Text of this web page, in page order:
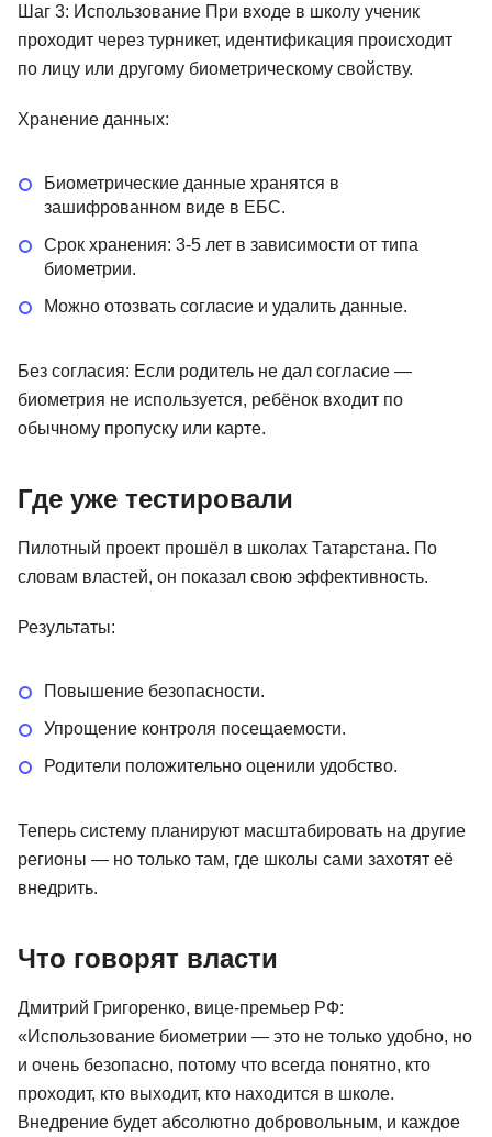
Шаг 3: Использование При входе в школу ученик
проходит через турникет, идентификация происходит
по лицу или другому биометрическому свойству.
Хранение данных:
Биометрические данные хранятся в
зашифрованном виде в ЕБС.
Срок хранения: 3-5 лет в зависимости от типа
биометрии.
Можно отозвать согласие и удалить данные.
Без согласия: Если родитель не дал согласие —
биометрия не используется, ребёнок входит по
обычному пропуску или карте.
Где уже тестировали
Пилотный проект прошёл в школах Татарстана. По
словам властей, он показал свою эффективность.
Результаты:
Повышение безопасности.
Упрощение контроля посещаемости.
Родители положительно оценили удобство.
Теперь систему планируют масштабировать на другие
регионы — но только там, где школы сами захотят её
внедрить.
Что говорят власти
Дмитрий Григоренко, вице-премьер РФ:
«Использование биометрии — это не только удобно, но
и очень безопасно, потому что всегда понятно, кто
проходит, кто выходит, кто находится в школе.
Внедрение будет абсолютно добровольным, и каждое